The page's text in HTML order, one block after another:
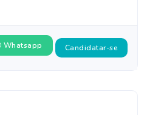
Whatsapp Candidatar-se